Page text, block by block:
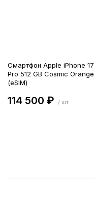
Смартфон Apple iPhone 17
Pro 512 GB Cosmic Orange
(eSIM)
114 500 ₽ / шт